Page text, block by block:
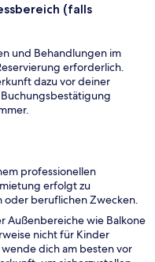
(falls
und Behandlungen im
erforderlich.
dazu vor deiner
professionellen
erfolgt zu
beruflichen Zwecken.
Außenbereiche wie Balkone
nicht für Kinder
dich am besten vor